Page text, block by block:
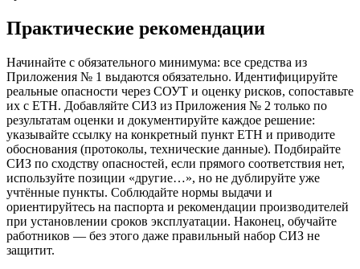
Практические рекомендации
Начинайте с обязательного минимума: все средства из
Приложения № 1 выдаются обязательно. Идентифицируйте
реальные опасности через СОУТ и оценку рисков, сопоставьте
их с ЕТН. Добавляйте СИЗ из Приложения № 2 только по
результатам оценки и документируйте каждое решение:
указывайте ссылку на конкретный пункт ЕТН и приводите
обоснования (протоколы, технические данные). Подбирайте
СИЗ по сходству опасностей, если прямого соответствия нет,
используйте позиции «другие…», но не дублируйте уже
учтённые пункты. Соблюдайте нормы выдачи и
ориентируйтесь на паспорта и рекомендации производителей
при установлении сроков эксплуатации. Наконец, обучайте
работников — без этого даже правильный набор СИЗ не
защитит.